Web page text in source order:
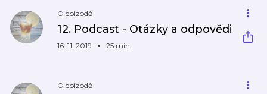
O epizodě
12. Podcast - Otázky a odpovědi
16. 11. 2019 25 min
O epizodě